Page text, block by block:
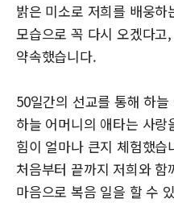
밝은 미소로 저희를 배웅
모습으로 꼭 다시 오겠다
약속했습니다.
50일간의 선교를 통해 하
하늘 어머니의 애타는 사
힘이 얼마나 큰지 체험했
처음부터 끝까지 저희와
마음으로 복음 일을 할 수